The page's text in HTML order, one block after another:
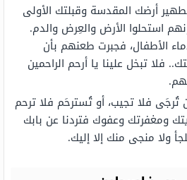
أرضك المقدسة وقبلتك الأولى
استحلوا الأرض والعِرض والدم.
الأطفال، فجبرت طعنهم بأن
فلا تبخل علينا يا أرحم الراحمين
تُرجَى فلا تجيب، أو تُسترحَم فلا ترحم
ومغفرتك وعفوك فتردنا عن بابك
ولا منجى منك إلا إليك.